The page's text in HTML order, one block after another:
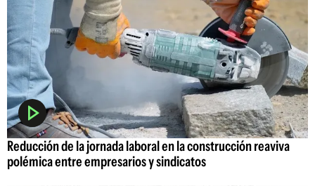
Reducción de la jornada laboral en la construcción reaviva
polémica entre empresarios y sindicatos